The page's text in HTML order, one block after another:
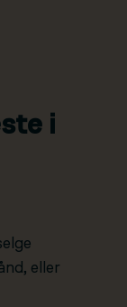
i
eller